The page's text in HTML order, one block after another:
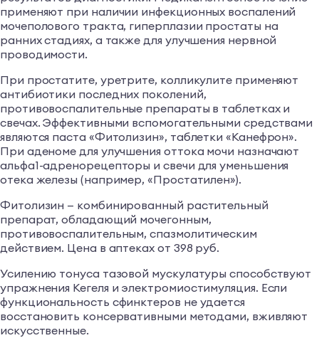
применяют при наличии инфекционных воспалений
мочеполового тракта, гиперплазии простаты на
ранних стадиях, а также для улучшения нервной
проводимости.
При простатите, уретрите, колликулите применяют
антибиотики последних поколений,
противовоспалительные препараты в таблетках и
свечах. Эффективными вспомогательными средствами
являются паста «Фитолизин», таблетки «Канефрон».
При аденоме для улучшения оттока мочи назначают
альфа1-адренорецепторы и свечи для уменьшения
отека железы (например, «Простатилен»).
Фитолизин — комбинированный растительный
препарат, обладающий мочегонным,
противовоспалительным, спазмолитическим
действием. Цена в аптеках от 398 руб.
Усилению тонуса тазовой мускулатуры способствуют
упражнения Кегеля и электромиостимуляция. Если
функциональность сфинктеров не удается
восстановить консервативными методами, вживляют
искусственные.